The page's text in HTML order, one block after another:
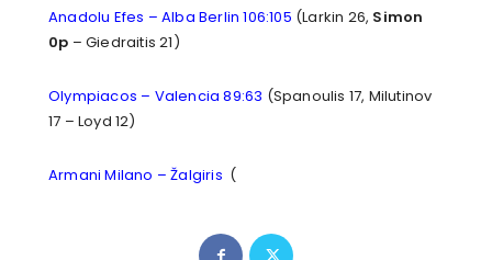
Anadolu Efes – Alba Berlin 106:105 (Larkin 26, Simon
0p – Giedraitis 21)
Olympiacos – Valencia 89:63 (Spanoulis 17, Milutinov
17 – Loyd 12)
Armani Milano – Žalgiris (